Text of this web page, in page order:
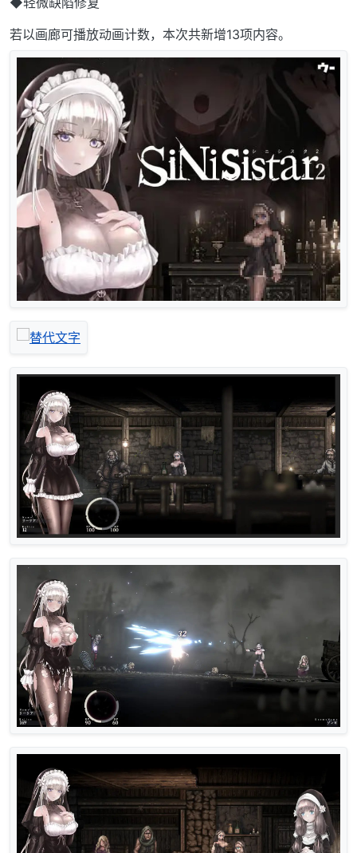
若以画廊可播放动画计数，本次共新增13项内容。